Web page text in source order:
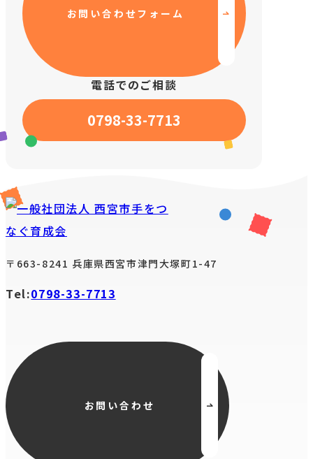
私たちについて
活動報告
お問い合わせフォーム
電話でのご相談
0798-33-7713
〒663-8241 兵庫県西宮市津門大塚町1-47
Tel:0798-33-7713
お問い合わせ